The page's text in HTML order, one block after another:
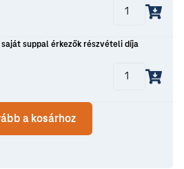
suppal érkezők részvételi díja
a kosárhoz